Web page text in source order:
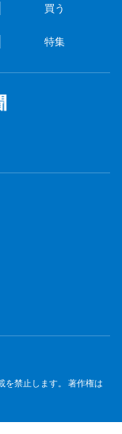
買う
特集
を禁止します。 著作権は